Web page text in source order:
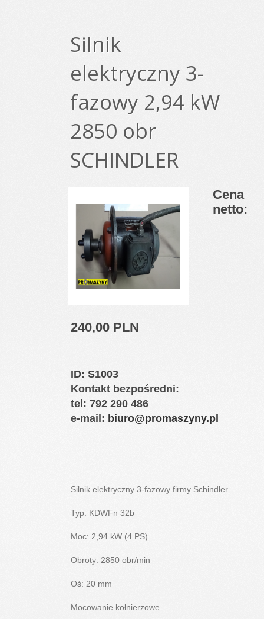
Silnik
elektryczny 3-
fazowy 2,94 kW
2850 obr
SCHINDLER
Cena
netto:
240,00 PLN
ID: S1003
Kontakt bezpośredni:
tel: 792 290 486
e-mail: biuro@promaszyny.pl
Silnik elektryczny 3-fazowy firmy Schindler
Typ: KDWFn 32b
Moc: 2,94 kW (4 PS)
Obroty: 2850 obr/min
Oś: 20 mm
Mocowanie kołnierzowe